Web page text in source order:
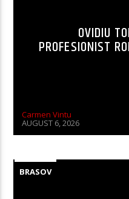
OVIDIU
PROFESIONIST
Carmen Vintu
AUGUST 6, 2026
BRASOV